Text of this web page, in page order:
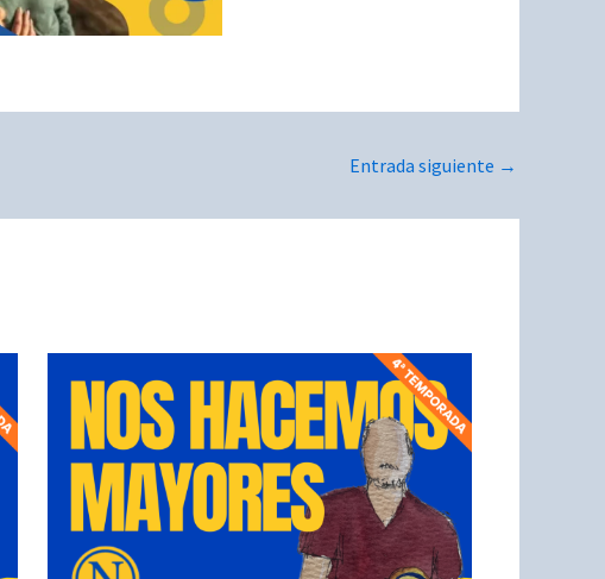
Entrada siguiente →